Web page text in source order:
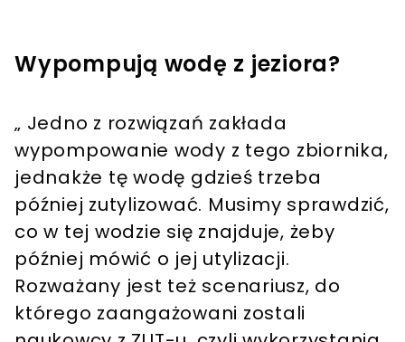
Wypompują wodę z jeziora?
„ Jedno z rozwiązań zakłada
wypompowanie wody z tego zbiornika,
jednakże tę wodę gdzieś trzeba
później zutylizować. Musimy sprawdzić,
co w tej wodzie się znajduje, żeby
później mówić o jej utylizacji.
Rozważany jest też scenariusz, do
którego zaangażowani zostali